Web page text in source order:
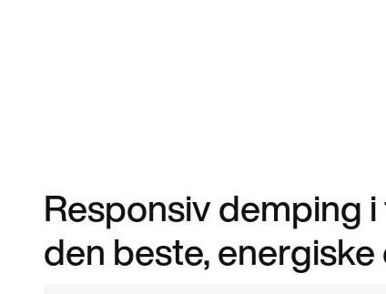
Responsiv demping
den beste,